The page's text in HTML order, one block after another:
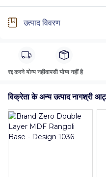
उत्पाद विवरण
रद्द करने योग्य नहींवापसी योग्य नहीं है
विक्रेता के अन्य उत्पाद नागश्री